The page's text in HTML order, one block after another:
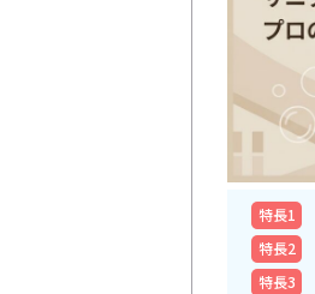
特⻑1
特⻑2
特⻑3